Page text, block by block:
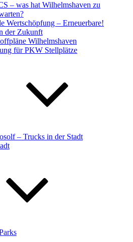
– was hat Wilhelmshaven zu
Wertschöpfung – Erneuerbare!
der Zukunft
Wilhelmshaven
für PKW Stellplätze
– Trucks in der Stadt